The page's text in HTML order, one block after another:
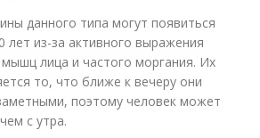
данного типа могут появиться
лет из-за активного выражения
лица и частого моргания. Их
то, что ближе к вечеру они
поэтому человек может
с утра.